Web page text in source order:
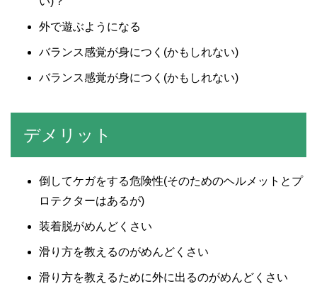
外で遊ぶようになる
バランス感覚が身につく(かもしれない)
バランス感覚が身につく(かもしれない)
デメリット
倒してケガをする危険性(そのためのヘルメットとプ
ロテクターはあるが)
装着脱がめんどくさい
滑り方を教えるのがめんどくさい
滑り方を教えるために外に出るのがめんどくさい